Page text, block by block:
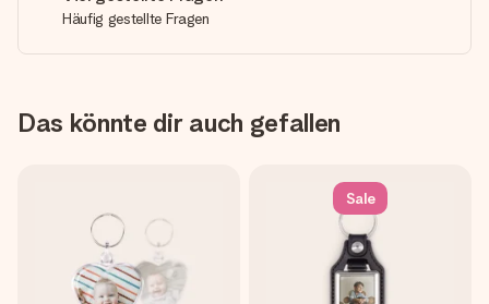
Häufig gestellte Fragen
Das könnte dir auch gefallen
Sale